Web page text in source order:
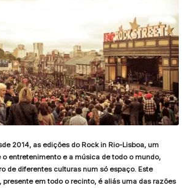
2014, as edições do Rock in Rio-Lisboa, um
o entretenimento e a música de todo o mundo,
de diferentes culturas num só espaço. Este
em todo o recinto, é aliás uma das razões